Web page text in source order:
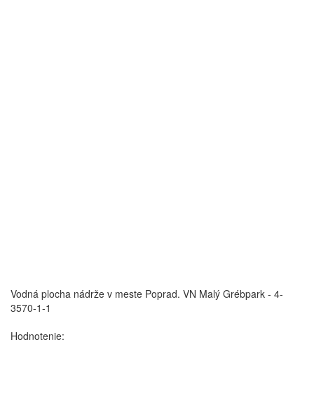
Vodná plocha nádrže v meste Poprad. VN Malý Grébpark - 4-
3570-1-1
Hodnotenie: